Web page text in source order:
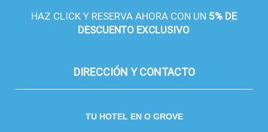
HAZ CLICK Y RESERVA AHORA CON UN 5% DE
DESCUENTO EXCLUSIVO
DIRECCIÓN Y CONTACTO
TU HOTEL EN O GROVE